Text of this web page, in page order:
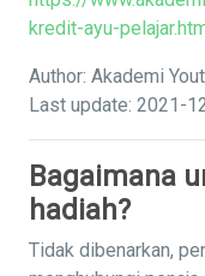
kredit-ayu-
Author: Akademi
Last update: 2021-
Bagaimana
hadiah?
Tidak dibenarkan,